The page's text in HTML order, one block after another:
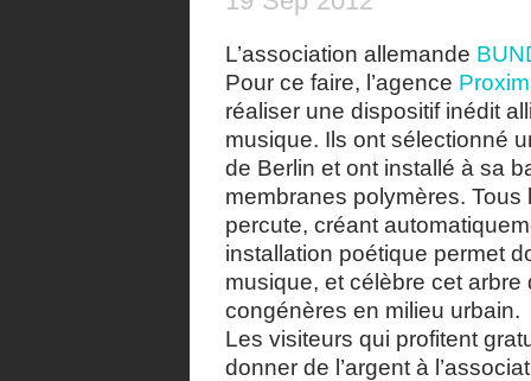
L’association allemande
Pour ce faire, l’agence
réaliser une dispositif inédit
musique. Ils ont sélectionné
de Berlin et ont installé à sa
membranes polymères. Tous
percute, créant
installation poétique permet
musique, et célèbre cet
congénères en milieu urbain.
Les visiteurs qui profitent
donner de l’argent à